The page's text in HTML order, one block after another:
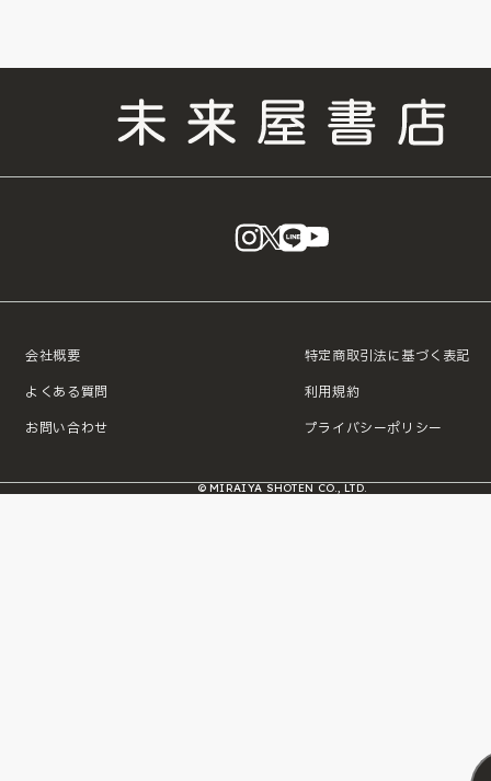
instagram
X LINE
会社概要
よくある質問
お問い合わせ
特定商取引法に基づく表記
利用規約
プライバシーポリシー
© MIRAIYA SHOTEN CO., LTD.